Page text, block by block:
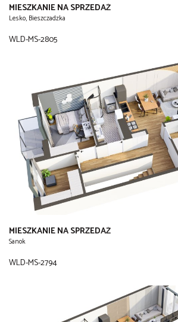
MIESZKANIE NA SPRZEDAŻ
Lesko, Bieszczadzka
WLD-MS-2805
MIESZKANIE NA SPRZEDAŻ
Sanok
WLD-MS-2794